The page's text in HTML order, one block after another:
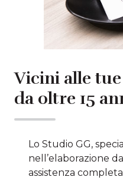
Vicini alle tue
da oltre 15
Lo Studio GG,
nell’elaborazione
assistenza